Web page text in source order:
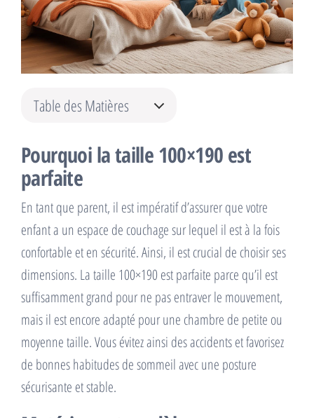
Table des Matières
Pourquoi la taille 100×190 est
parfaite
En tant que parent, il est impératif d’assurer que votre
enfant a un espace de couchage sur lequel il est à la fois
confortable et en sécurité. Ainsi, il est crucial de choisir ses
dimensions. La taille 100×190 est parfaite parce qu’il est
suffisamment grand pour ne pas entraver le mouvement,
mais il est encore adapté pour une chambre de petite ou
moyenne taille. Vous évitez ainsi des accidents et favorisez
de bonnes habitudes de sommeil avec une posture
sécurisante et stable.